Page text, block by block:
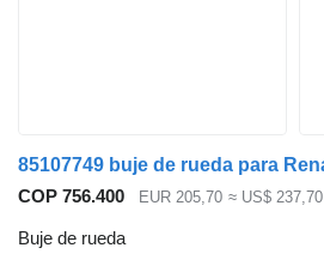
COP 756.400 EUR 205,70 ≈ US$ 237,70
Buje de rueda